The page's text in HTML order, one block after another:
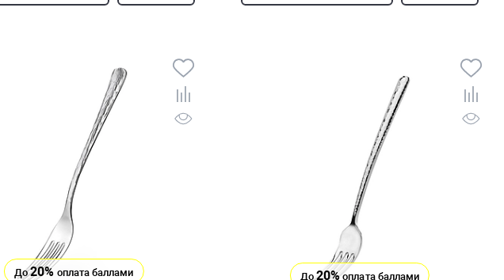
До20% оплата баллами До20%оплата баллами